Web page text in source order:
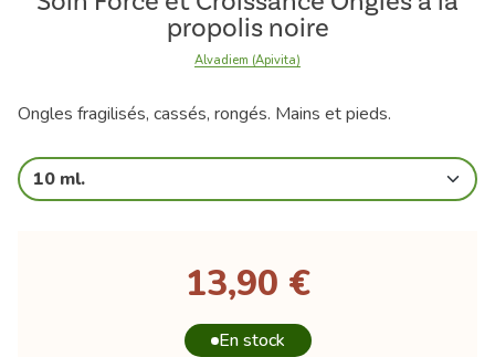
propolis noire
Alvadiem (Apivita)
Ongles fragilisés, cassés, rongés. Mains et pieds.
10 ml.
13,90 €
En stock